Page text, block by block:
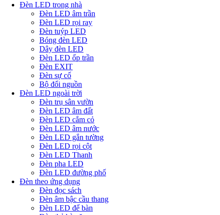
Đèn LED trong nhà
Đèn LED âm trần
Đèn LED rọi ray
Đèn tuýp LED
Bóng đèn LED
Dây đèn LED
Đèn LED ốp trần
Đèn EXIT
Đèn sự cố
Bộ đổi nguồn
Đèn LED ngoài trời
Đèn trụ sân vườn
Đèn LED âm đất
Đèn LED cắm cỏ
Đèn LED âm nước
Đèn LED gắn tường
Đèn LED rọi cột
Đèn LED Thanh
Đèn pha LED
Đèn LED đường phố
Đèn theo ứng dụng
Đèn đọc sách
Đèn âm bậc cầu thang
Đèn LED để bàn